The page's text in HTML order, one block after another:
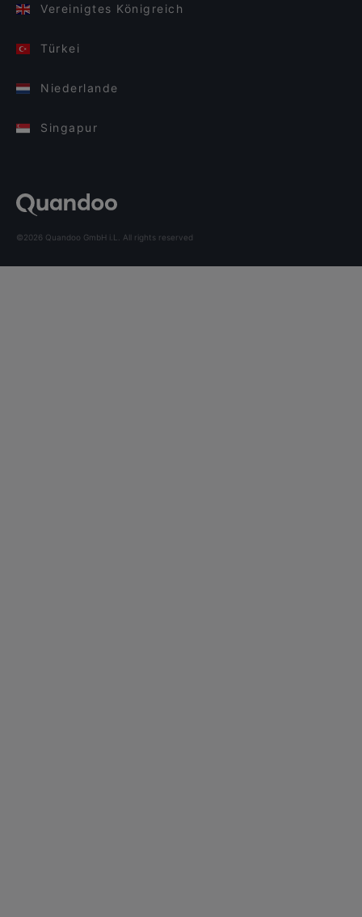
Vereinigtes Königreich
Türkei
Niederlande
Singapur
©2026 Quandoo GmbH i.L. All rights reserved